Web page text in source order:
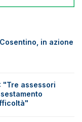
in azione
"Tre assessori